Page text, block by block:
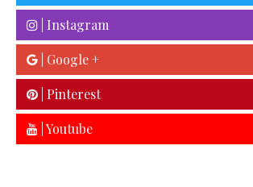
| Instagram
| Google +
| Pinterest
| Youtube